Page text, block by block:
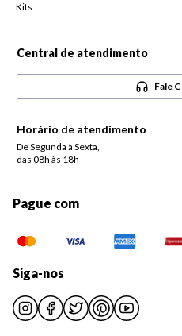
Kits
Central de atendimento
Fale
Horário de atendimento
De Segunda à Sexta,
das 08h às 18h
Pague com
Siga-nos